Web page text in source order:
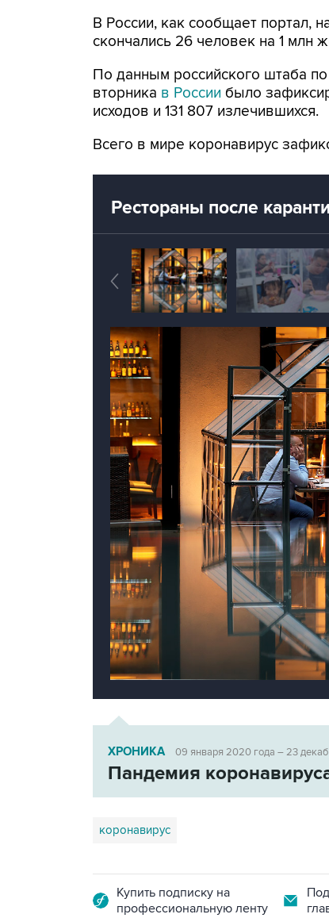
В России, как сообщает портал,
скончались 26 человек на 1 млн
По данным российского штаба
вторника в России было
исходов и 131 807 излечившихся.
Всего в мире коронавирус
Рестораны после
ХРОНИКА 09 января 2020 года – 23
Пандемия
коронавирус
Купить подписку на
профессиональную ленту